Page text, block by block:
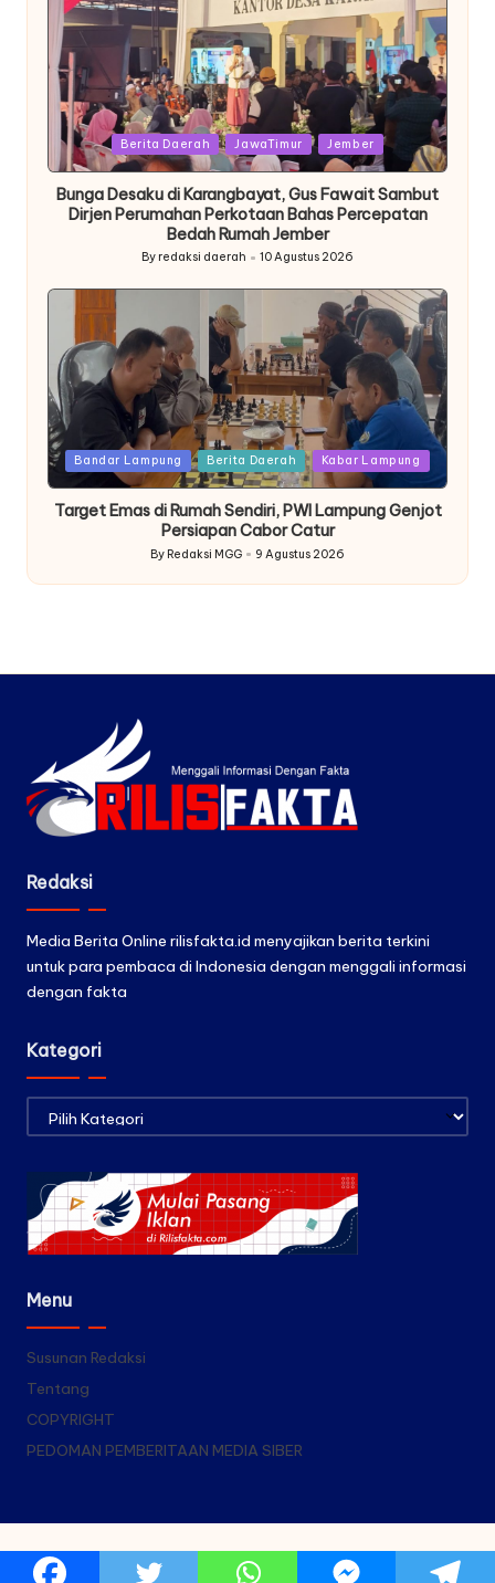
Posted
in
Berita Daerah JawaTimur Jember
Bunga Desaku di Karangbayat, Gus Fawait Sambut
Dirjen Perumahan Perkotaan Bahas Percepatan
Bedah Rumah Jember
Posted
by
By redaksi daerah 10 Agustus 2026
Posted
Bandar Lampung Berita Daerah Kabar Lampung
Target Emas di Rumah Sendiri, PWI Lampung Genjot
Persiapan Cabor Catur
Posted
by
By Redaksi MGG 9 Agustus 2026
Redaksi
Media Berita Online rilisfakta.id menyajikan berita terkini
untuk para pembaca di Indonesia dengan menggali informasi
dengan fakta
Kategori
Menu
Susunan Redaksi
Tentang
COPYRIGHT
PEDOMAN PEMBERITAAN MEDIA SIBER
Copyright 2026 — Rilis Fakta. All rights reserved.